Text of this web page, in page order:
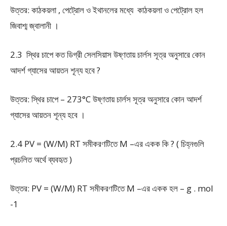
উত্তর: কাঠকয়লা , পেট্রোল ও ইথানলের মধ্যে কাঠকয়লা ও পেট্রোল হল
জিবাশ্ম জ্বালানী ।
2.3 স্থির চাপে কত ডিগ্রী সেলসিয়াস উষ্ণতায় চার্লস সূত্র অনুসারে কোন
আদর্শ গ্যাসের আয়তন শূন্য হবে ?
উত্তর: স্থির চাপে – 273°C উষ্ণতায় চার্লস সূত্র অনুসারে কোন আদর্শ
গ্যাসের আয়তন শূন্য হবে ।
2.4 PV = (W/M) RT সমীকরণটিতে M –এর একক কি ? ( চিহ্নগুলি
প্রচলিত অর্থে ব্যবহৃত )
উত্তর: PV = (W/M) RT সমীকরণটিতে M –এর একক হল – g . mol
-1